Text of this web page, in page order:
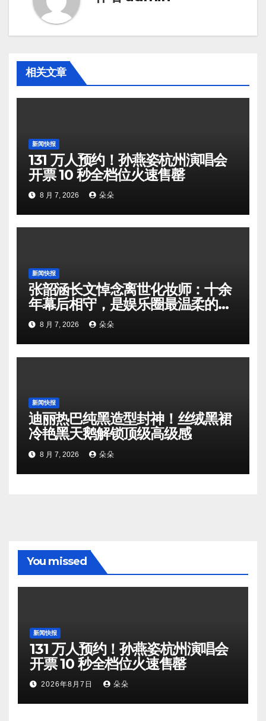
相关文章
新闻快报
131 万人预约！孙燕姿杭州演唱会
开票 10 秒全档位火速售罄
8 月 7, 2026 朵朵
新闻快报
张韶涵长文悼念离世化妆师：十余
年幕后相守，是娱乐圈最温柔的双
向奔赴
8 月 7, 2026 朵朵
新闻快报
迪丽热巴纯黑造型封神！丝绒黑裙
冷艳黑天鹅解锁顶级高级感
8 月 7, 2026 朵朵
You missed
新闻快报
131 万人预约！孙燕姿杭州演唱会
开票 10 秒全档位火速售罄
2026年8月7日 朵朵